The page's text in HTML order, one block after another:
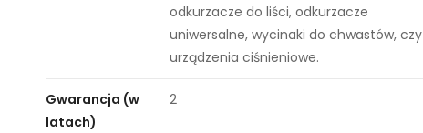
odkurzacze do liści, odkurzacze
uniwersalne, wycinaki do chwastów, czy
urządzenia ciśnieniowe.
Gwarancja (w
latach)
2